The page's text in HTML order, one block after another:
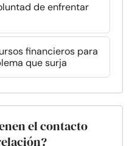
de enfrentar
financieros para
que surja
el contacto